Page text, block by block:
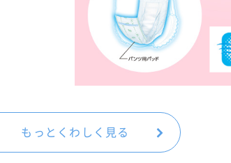
もっとくわしく見る